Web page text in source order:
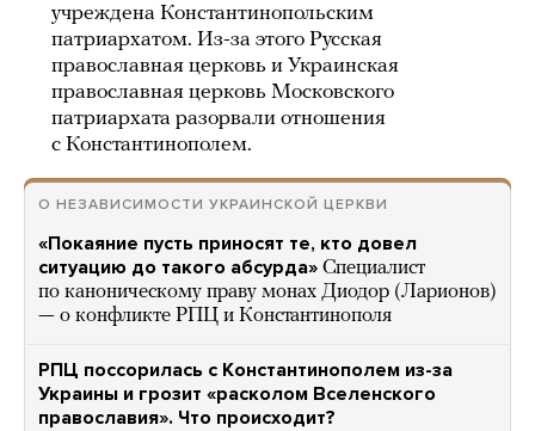
учреждена Константинопольским
патриархатом. Из-за этого Русская
православная церковь и Украинская
православная церковь Московского
патриархата разорвали отношения
с Константинополем.
О НЕЗАВИСИМОСТИ УКРАИНСКОЙ ЦЕРКВИ
«Покаяние пусть приносят те, кто довел
ситуацию до такого абсурда» Специалист
по каноническому праву монах Диодор (Ларионов)
— о конфликте РПЦ и Константинополя
РПЦ поссорилась с Константинополем из-за
Украины и грозит «расколом Вселенского
православия». Что происходит?